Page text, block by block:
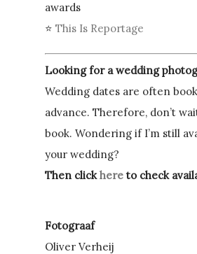
awards
⭐This Is Reportage
Looking for a wedding
Wedding dates are often
advance. Therefore, don’t
book. Wondering if I’m still
your wedding?
Then clickhere to check
Fotograaf
Oliver Verheij